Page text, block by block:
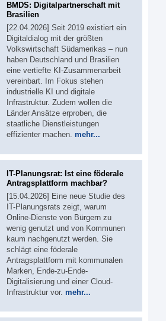
BMDS: Digitalpartnerschaft mit
Brasilien
[22.04.2026] Seit 2019 existiert ein
Digitaldialog mit der größten
Volkswirtschaft Südamerikas – nun
haben Deutschland und Brasilien
eine vertiefte KI-Zusammenarbeit
vereinbart. Im Fokus stehen
industrielle KI und digitale
Infrastruktur. Zudem wollen die
Länder Ansätze erproben, die
staatliche Dienstleistungen
effizienter machen. mehr...
IT-Planungsrat: Ist eine föderale
Antragsplattform machbar?
[15.04.2026] Eine neue Studie des
IT-Planungsrats zeigt, warum
Online-Dienste von Bürgern zu
wenig genutzt und von Kommunen
kaum nachgenutzt werden. Sie
schlägt eine föderale
Antragsplattform mit kommunalen
Marken, Ende-zu-Ende-
Digitalisierung und einer Cloud-
Infrastruktur vor. mehr...